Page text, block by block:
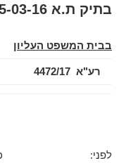
בתיק ת.א 25895-03-16
בבית המשפט העליון
רע"א 4472/17
לפני: